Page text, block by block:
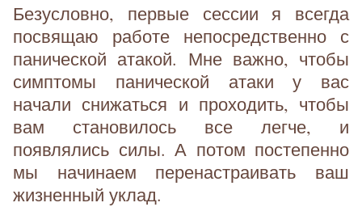
Безусловно, первые сессии я всегда
посвящаю работе непосредственно с
панической атакой. Мне важно, чтобы
симптомы панической атаки у вас
начали снижаться и проходить, чтобы
вам становилось все легче, и
появлялись силы. А потом постепенно
мы начинаем перенастраивать ваш
жизненный уклад.